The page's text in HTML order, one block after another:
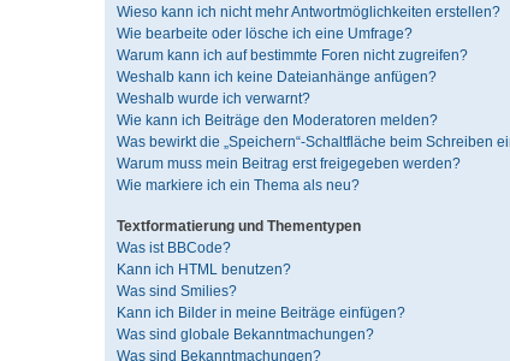
Wieso kann ich nicht mehr Antwortmöglichkeiten erstellen?
Wie bearbeite oder lösche ich eine Umfrage?
Warum kann ich auf bestimmte Foren nicht zugreifen?
Weshalb kann ich keine Dateianhänge anfügen?
Weshalb wurde ich verwarnt?
Wie kann ich Beiträge den Moderatoren melden?
Was bewirkt die „Speichern“-Schaltfläche beim Schreiben
Warum muss mein Beitrag erst freigegeben werden?
Wie markiere ich ein Thema als neu?
Textformatierung und Thementypen
Was ist BBCode?
Kann ich HTML benutzen?
Was sind Smilies?
Kann ich Bilder in meine Beiträge einfügen?
Was sind globale Bekanntmachungen?
Was sind Bekanntmachungen?